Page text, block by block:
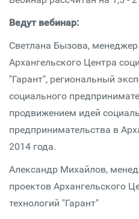
Ведут вебинар:
Светлана Бызова,
Архангельского Центра
"Гарант", региональный
социального
продвижением идей
предпринимательства в
2014 года.
Александр Михайлов,
проектов Архангельского
технологий "Гарант"